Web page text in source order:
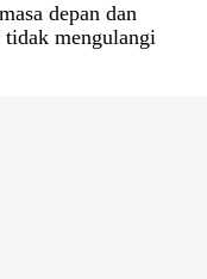
depan dan
mengulangi